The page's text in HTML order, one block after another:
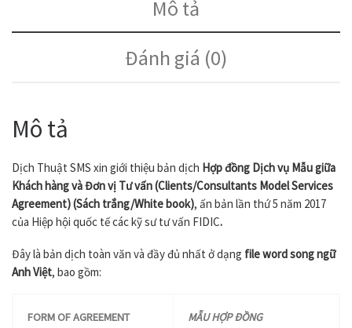
Mô tả
Đánh giá (0)
Mô tả
Dịch Thuật SMS xin giới thiệu bản dịch Hợp đồng Dịch vụ Mẫu giữa
Khách hàng và Đơn vị Tư vấn (Clients/Consultants Model Services
Agreement)(Sách trắng/White book), ấn bản lần thứ 5 năm 2017
của Hiệp hội quốc tế các kỹ sư tư vấn FIDIC.
Đây là bản dịch toàn văn và đầy đủ nhất ở dạng file word song ngữ
Anh Việt, bao gồm:
FORM OF AGREEMENT MẪU HỢP ĐỒNG